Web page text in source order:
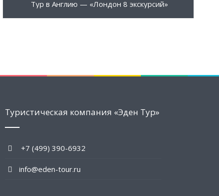
Тур в Англию — «Лондон 8 экскурсий»
Туристическая компания «Эден Тур»
+7 (499) 390-6932
info@eden-tour.ru